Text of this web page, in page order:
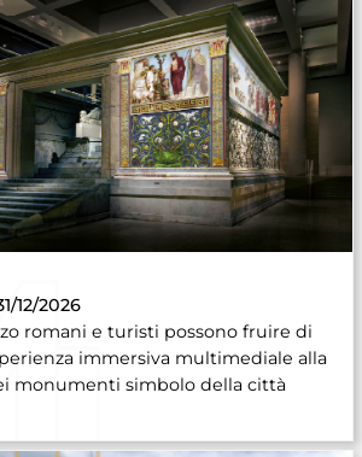
12/2026
romani e turisti possono fruire di
immersiva multimediale alla
monumenti simbolo della città